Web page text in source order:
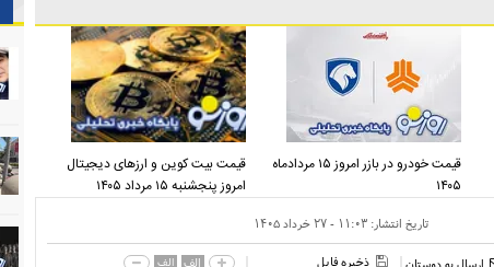
قیمت خودرو در بازر امروز ۱۵ مردادماه
۱۴۰۵
قیمت بیت کوین و ارز‌های دیجیتال
امروز پنجشنبه ۱۵ مرداد ۱۴۰۵
تاریخ انتشار: ۱۱:۰۳ - ۲۷ خرداد ۱۴۰۵
ذخیره فایل الف الف